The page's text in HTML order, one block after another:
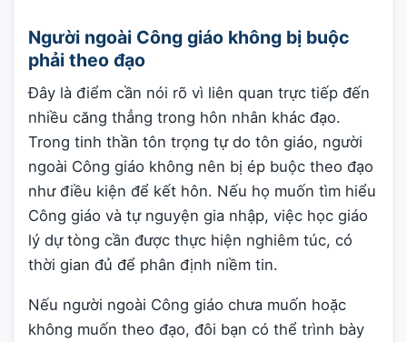
Người ngoài Công giáo không bị buộc
phải theo đạo
Đây là điểm cần nói rõ vì liên quan trực tiếp đến
nhiều căng thẳng trong hôn nhân khác đạo.
Trong tinh thần tôn trọng tự do tôn giáo, người
ngoài Công giáo không nên bị ép buộc theo đạo
như điều kiện để kết hôn. Nếu họ muốn tìm hiểu
Công giáo và tự nguyện gia nhập, việc học giáo
lý dự tòng cần được thực hiện nghiêm túc, có
thời gian đủ để phân định niềm tin.
Nếu người ngoài Công giáo chưa muốn hoặc
không muốn theo đạo, đôi bạn có thể trình bày